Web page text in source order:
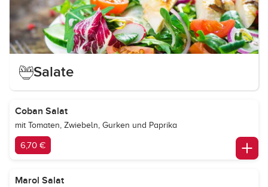
Salate
Coban Salat
mit Tomaten, Zwiebeln, Gurken und Paprika
6,70 €
Marol Salat